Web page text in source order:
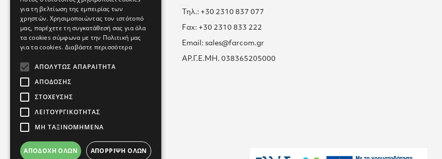
Πολιτική Cookies
Καριέρα μαζί μας
Όροι Χρήσης
Πολιτική Απορρήτου
Τηλ.: +30 2310 837 077
Fax: +30 2310 833 222
Email: sales@farcom.gr
ΑΡ.Γ.Ε.ΜΗ. 038365205000
για τη βελτίωση της εμπειρίας των
χρηστών. Χρησιμοποιώντας τον ιστότοπό
μας, παρέχετε τη συγκατάθεσή σας για όλα
τα cookies σύμφωνα με την Πολιτική μας
για τα cookies. Διαβάστε περισσότερα
ΑΠΟΛΎΤΩΣ ΑΠΑΡΑΊΤΗΤΑ
ΑΠΌΔΟΣΗΣ
ΣΤΌΧΕΥΣΗΣ
ΛΕΙΤΟΥΡΓΙΚΌΤΗΤΑΣ
ΜΗ ΤΑΞΙΝΟΜΗΜΈΝΑ
ΑΠΟΔΟΧΉ ΌΛΩΝ ΑΠΌΡΡΙΨΗ ΌΛΩΝ